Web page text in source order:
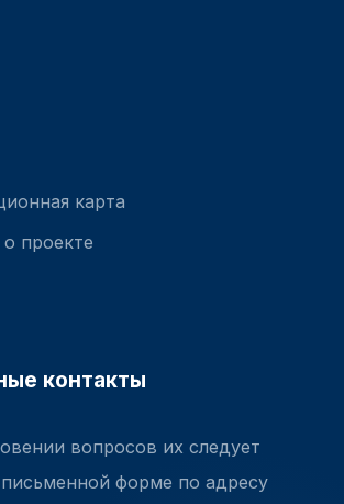
карта
проекте
контакты
вопросов их следует
форме по адресу